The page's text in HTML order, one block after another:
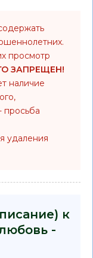
просмотр
ЗАПРЕЩЕН!
наличие
просьба
удаления
к
-